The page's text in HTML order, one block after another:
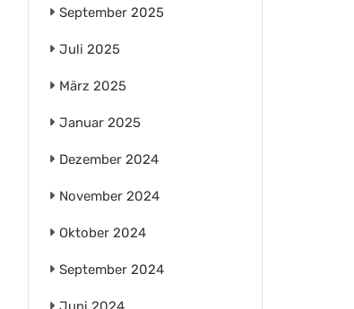
September 2025
Juli 2025
März 2025
Januar 2025
Dezember 2024
November 2024
Oktober 2024
September 2024